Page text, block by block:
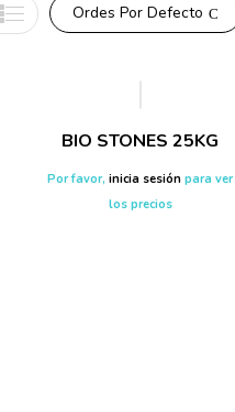
Ordes Por Defecto
BIO STONES 25KG
Por favor,inicia sesión para ver
los precios